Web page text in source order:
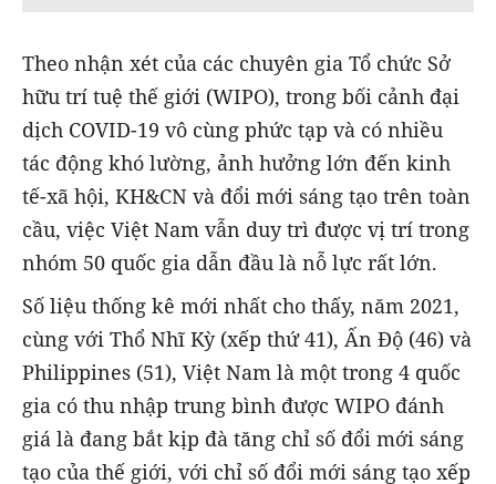
Theo nhận xét của các chuyên gia Tổ chức Sở
hữu trí tuệ thế giới (WIPO), trong bối cảnh đại
dịch COVID-19 vô cùng phức tạp và có nhiều
tác động khó lường, ảnh hưởng lớn đến kinh
tế-xã hội, KH&CN và đổi mới sáng tạo trên toàn
cầu, việc Việt Nam vẫn duy trì được vị trí trong
nhóm 50 quốc gia dẫn đầu là nỗ lực rất lớn.
Số liệu thống kê mới nhất cho thấy, năm 2021,
cùng với Thổ Nhĩ Kỳ (xếp thứ 41), Ấn Độ (46) và
Philippines (51), Việt Nam là một trong 4 quốc
gia có thu nhập trung bình được WIPO đánh
giá là đang bắt kịp đà tăng chỉ số đổi mới sáng
tạo của thế giới, với chỉ số đổi mới sáng tạo xếp